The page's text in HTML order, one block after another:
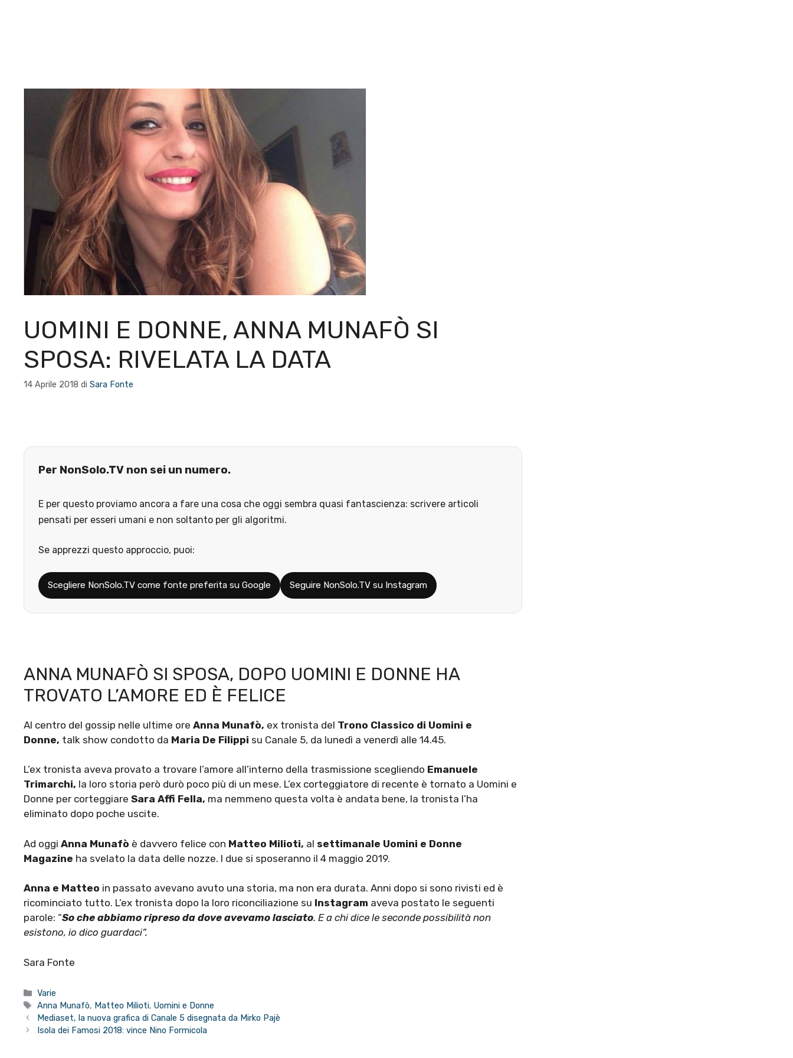
UOMINI E DONNE, ANNA MUNAFÒ SI
SPOSA: RIVELATA LA DATA
14 Aprile 2018 di Sara Fonte
Per NonSolo.TV non sei un numero.
E per questo proviamo ancora a fare una cosa che oggi sembra quasi fantascienza: scrivere articoli
pensati per esseri umani e non soltanto per gli algoritmi.
Se apprezzi questo approccio, puoi:
Scegliere NonSolo.TV come fonte preferita su Google Seguire NonSolo.TV su Instagram
ANNA MUNAFÒ SI SPOSA, DOPO UOMINI E DONNE HA
TROVATO L’AMORE ED È FELICE
Al centro del gossip nelle ultime ore Anna Munafò, ex tronista del Trono Classico di Uomini e
Donne, talk show condotto da Maria De Filippi su Canale 5, da lunedì a venerdì alle 14.45.
L’ex tronista aveva provato a trovare l’amore all’interno della trasmissione scegliendo Emanuele
Trimarchi, la loro storia però durò poco più di un mese. L’ex corteggiatore di recente è tornato a Uomini e
Donne per corteggiare Sara Affi Fella, ma nemmeno questa volta è andata bene, la tronista l’ha
eliminato dopo poche uscite.
Ad oggi Anna Munafò è davvero felice con Matteo Milioti, al settimanale Uomini e Donne
Magazine ha svelato la data delle nozze. I due si sposeranno il 4 maggio 2019.
Anna e Matteo in passato avevano avuto una storia, ma non era durata. Anni dopo si sono rivisti ed è
ricominciato tutto. L’ex tronista dopo la loro riconciliazione su Instagram aveva postato le seguenti
parole: “So che abbiamo ripreso da dove avevamo lasciato. E a chi dice le seconde possibilità non
esistono, io dico guardaci”.
Sara Fonte
Categorie
Varie
Tag
Anna Munafò, Matteo Milioti,Uomini e Donne
Mediaset, la nuova grafica di Canale 5 disegnata da Mirko Pajè
Isola dei Famosi 2018: vince Nino Formicola